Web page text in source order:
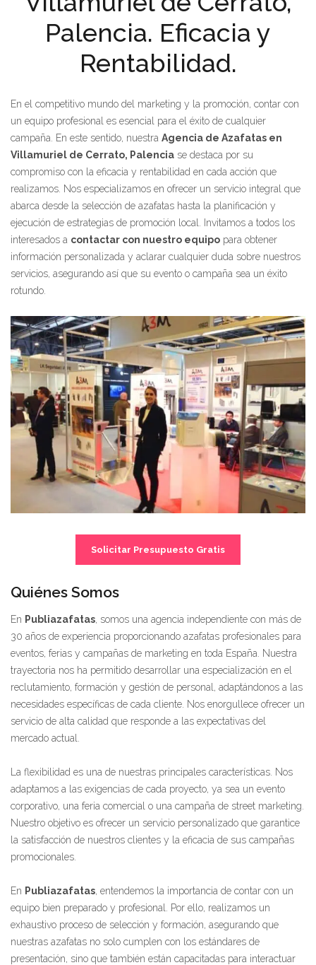
Palencia. Eficacia y
Rentabilidad.
En el competitivo mundo del marketing y la promoción, contar con
un equipo profesional es esencial para el éxito de cualquier
campaña. En este sentido, nuestra Agencia de Azafatas en
Villamuriel de Cerrato, Palencia se destaca por su
compromiso con la eficacia y rentabilidad en cada acción que
realizamos. Nos especializamos en ofrecer un servicio integral que
abarca desde la selección de azafatas hasta la planificación y
ejecución de estrategias de promoción local. Invitamos a todos los
interesados a contactar con nuestro equipo para obtener
información personalizada y aclarar cualquier duda sobre nuestros
servicios, asegurando así que su evento o campaña sea un éxito
rotundo.
Solicitar Presupuesto Gratis
Quiénes Somos
En Publiazafatas, somos una agencia independiente con más de
30 años de experiencia proporcionando azafatas profesionales para
eventos, ferias y campañas de marketing en toda España. Nuestra
trayectoria nos ha permitido desarrollar una especialización en el
reclutamiento, formación y gestión de personal, adaptándonos a las
necesidades específicas de cada cliente. Nos enorgullece ofrecer un
servicio de alta calidad que responde a las expectativas del
mercado actual.
La flexibilidad es una de nuestras principales características. Nos
adaptamos a las exigencias de cada proyecto, ya sea un evento
corporativo, una feria comercial o una campaña de street marketing.
Nuestro objetivo es ofrecer un servicio personalizado que garantice
la satisfacción de nuestros clientes y la eficacia de sus campañas
promocionales.
En Publiazafatas, entendemos la importancia de contar con un
equipo bien preparado y profesional. Por ello, realizamos un
exhaustivo proceso de selección y formación, asegurando que
nuestras azafatas no solo cumplen con los estándares de
presentación, sino que también están capacitadas para interactuar